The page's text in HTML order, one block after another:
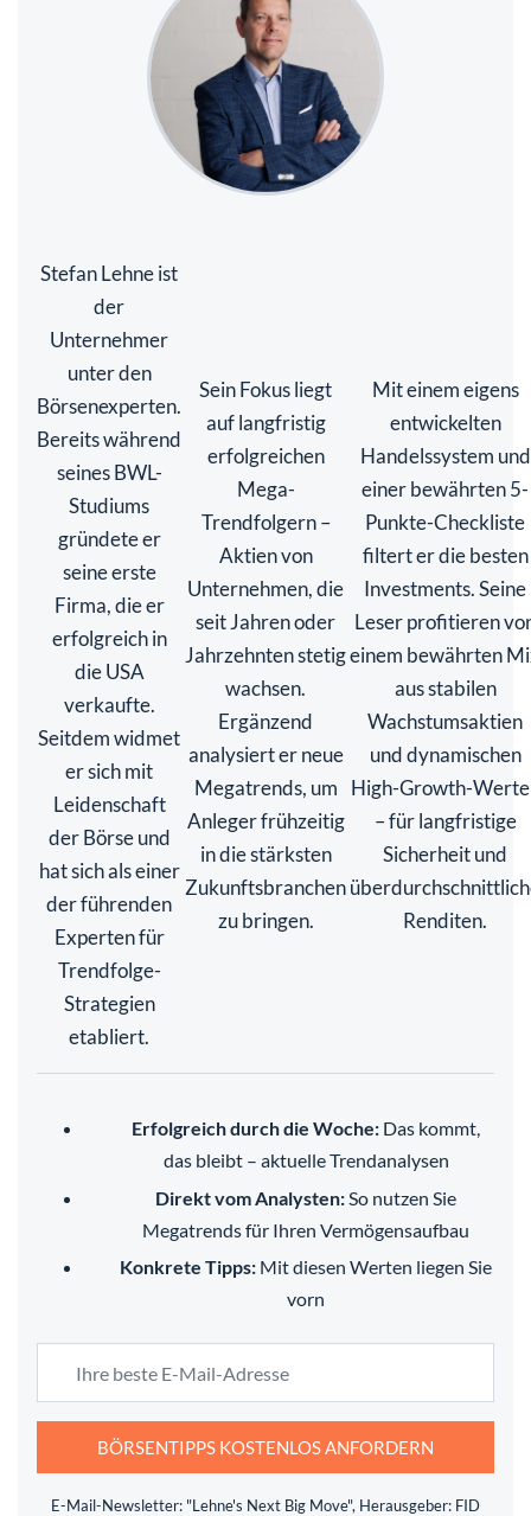
Stefan Lehne ist
der
Unternehmer
unter den
Börsenexperten.
Bereits während
seines BWL-
Studiums
gründete er
seine erste
Firma, die er
erfolgreich in
die USA
verkaufte.
Seitdem widmet
er sich mit
Leidenschaft
der Börse und
hat sich als einer
der führenden
Experten für
Trendfolge-
Strategien
etabliert.
Sein Fokus liegt
auf langfristig
erfolgreichen
Mega-
Trendfolgern –
Aktien von
Unternehmen, die
seit Jahren oder
Jahrzehnten stetig
wachsen.
Ergänzend
analysiert er neue
Megatrends, um
Anleger frühzeitig
in die stärksten
Zukunftsbranchen
zu bringen.
Mit einem eigens
entwickelten
Handelssystem und
einer bewährten 5-
Punkte-Checkliste
filtert er die besten
Investments. Seine
Leser profitieren
einem bewährten
aus stabilen
Wachstumsaktien
und dynamischen
High-Growth-
– für langfristige
Sicherheit und
Renditen.
Erfolgreich durch die Woche: Das kommt,
das bleibt – aktuelle Trendanalysen
Direkt vom Analysten: So nutzen Sie
Megatrends für Ihren Vermögensaufbau
Konkrete Tipps: Mit diesen Werten liegen Sie
vorn
BÖRSENTIPPS KOSTENLOS ANFORDERN
E-Mail-Newsletter: "Lehne's Next Big Move", Herausgeber: FID